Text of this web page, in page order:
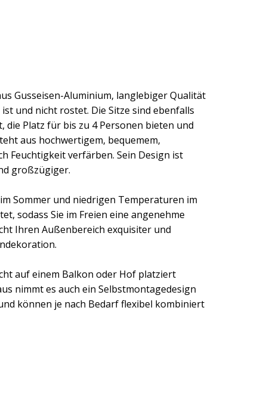
Gusseisen-Aluminium, langlebiger Qualität
und nicht rostet. Die Sitze sind ebenfalls
die Platz für bis zu 4 Personen bieten und
aus hochwertigem, bequemem,
Feuchtigkeit verfärben. Sein Design ist
großzügiger.
Sommer und niedrigen Temperaturen im
sodass Sie im Freien eine angenehme
Ihren Außenbereich exquisiter und
auf einem Balkon oder Hof platziert
nimmt es auch ein Selbstmontagedesign
können je nach Bedarf flexibel kombiniert